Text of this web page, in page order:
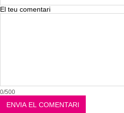
El teu comentari
0/500